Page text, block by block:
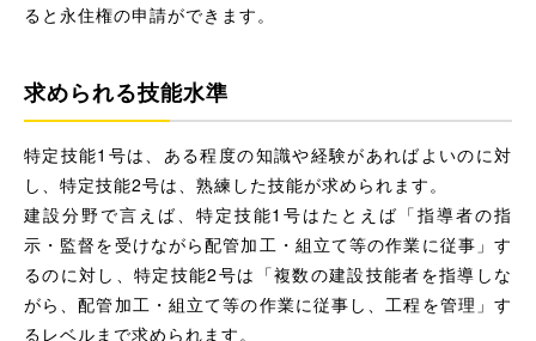
ると永住権の申請ができます。
求められる技能水準
特定技能1号は、ある程度の知識や経験があればよいのに対
し、特定技能2号は、熟練した技能が求められます。
建設分野で言えば、特定技能1号はたとえば「指導者の指
示・監督を受けながら配管加工・組立て等の作業に従事」す
るのに対し、特定技能2号は「複数の建設技能者を指導しな
がら、配管加工・組立て等の作業に従事し、工程を管理」す
るレベルまで求められます。